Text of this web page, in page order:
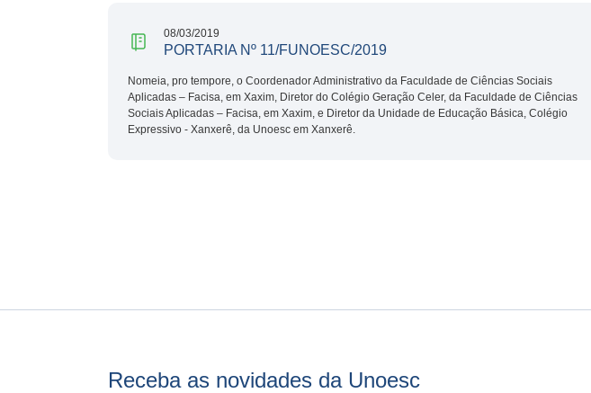
08/03/2019
PORTARIA Nº 11/FUNOESC/2019
Nomeia, pro tempore, o Coordenador Administrativo da Faculdade de Ciências Sociais
Aplicadas – Facisa, em Xaxim, Diretor do Colégio Geração Celer, da Faculdade de Ciências
Sociais Aplicadas – Facisa, em Xaxim, e Diretor da Unidade de Educação Básica, Colégio
Expressivo - Xanxerê, da Unoesc em Xanxerê.
Receba as novidades da Unoesc